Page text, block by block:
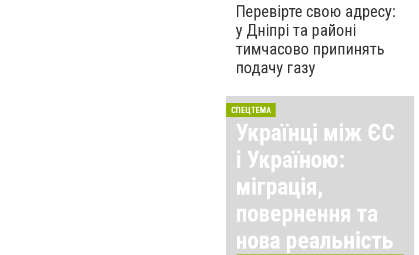
Перевірте свою адресу:
у Дніпрі та районі
тимчасово припинять
подачу газу
СПЕЦТЕМА
Українці між ЄС
і Україною:
міграція,
повернення та
нова реальність